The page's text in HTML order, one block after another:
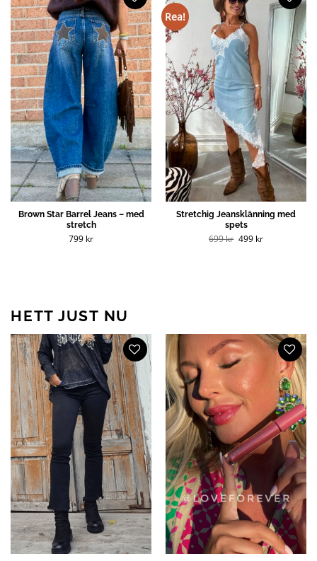
Brown Star Barrel Jeans – med
stretch
799 kr
Rea!
Stretchig Jeansklänning med
spets
699kr Det
ursprungliga
499 krDet
HETT JUST NU